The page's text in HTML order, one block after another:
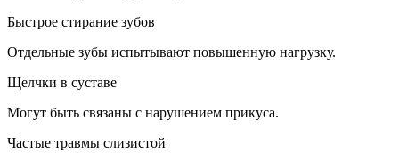
Быстрое стирание зубов
Отдельные зубы испытывают повышенную нагрузку.
Щелчки в суставе
Могут быть связаны с нарушением прикуса.
Частые травмы слизистой